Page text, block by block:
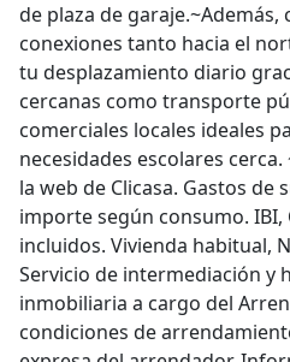
de plaza de garaje.~Además,
conexiones tanto hacia el
tu desplazamiento diario
cercanas como transporte
comerciales locales ideales
necesidades escolares
la web de Clicasa. Gastos
importe según consumo. IBI,
incluidos. Vivienda habitual,
Servicio de intermediación y
inmobiliaria a cargo del
condiciones de